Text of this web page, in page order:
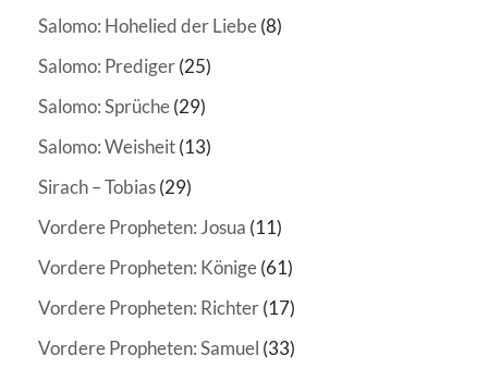
Salomo: Hohelied der Liebe(8)
Salomo: Prediger(25)
Salomo: Sprüche(29)
Salomo: Weisheit(13)
Sirach – Tobias(29)
Vordere Propheten: Josua (11)
Vordere Propheten: Könige(61)
Vordere Propheten: Richter(17)
Vordere Propheten: Samuel (33)